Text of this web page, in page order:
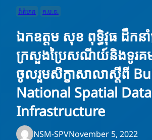
ព័ត៌មាន ក.ប.ទ.
ឯកឧត្តម សុខ ពុទ្ធិវុធ ដឹកន
ក្រសួងប្រៃសណីយ៍និងទូរគ
ចូលរួមសិក្ខាសាលាស្តីពី
National Spatial Data
Infrastructure
NSM-SPVNovember 5, 2022